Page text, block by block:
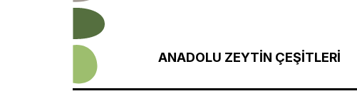
ANADOLU ZEYTİN ÇEŞİTLERİ